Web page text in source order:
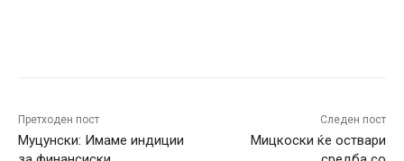
Претходен пост
Муцунски: Имаме индиции
Следен пост
Мицкоски ќе оствари